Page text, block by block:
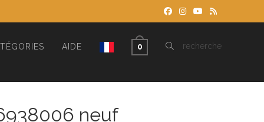
recherche
AIDE 0 TOGGLE
neuf